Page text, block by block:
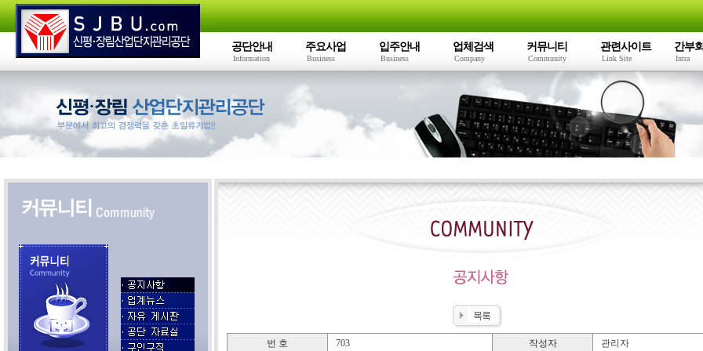
공단안내
Information
주요사업
Business
입주안내
Business
업체검색
Company
커뮤니티
Community
관련사이트
Link Site
간부
Intra
번 호 703 작성자 관리자